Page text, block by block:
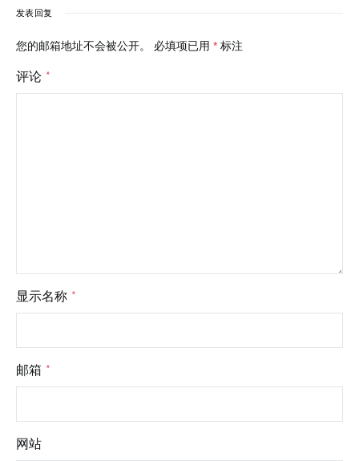
发表回复
您的邮箱地址不会被公开。 必填项已用 * 标注
评论 *
显示名称 *
邮箱 *
网站